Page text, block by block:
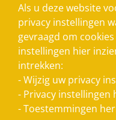
Als u deze website
privacy instellingen
gevraagd om
instellingen hier
intrekken:
-Wijzig uw privacy
- Privacy instellingen
-Toestemmingen